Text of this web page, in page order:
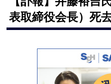
表取締役会長）死